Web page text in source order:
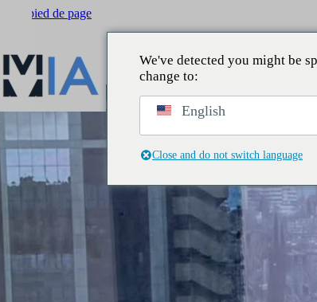
au pied de page
We've detected you might be
change to:
English
Close and do not switch language